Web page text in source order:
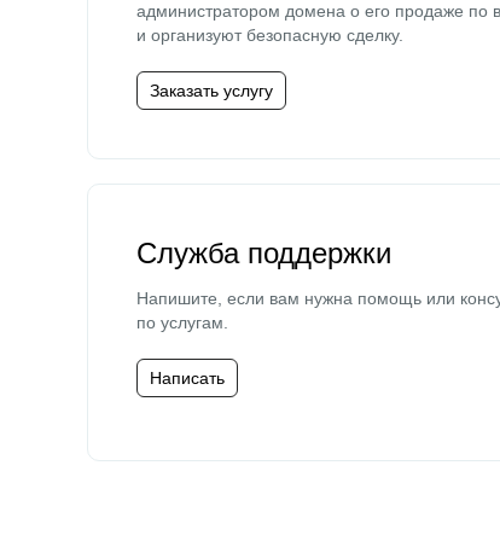
администратором домена о его продаже по
и организуют безопасную сделку.
Заказать услугу
Служба поддержки
Напишите, если вам нужна помощь или
по услугам.
Написать